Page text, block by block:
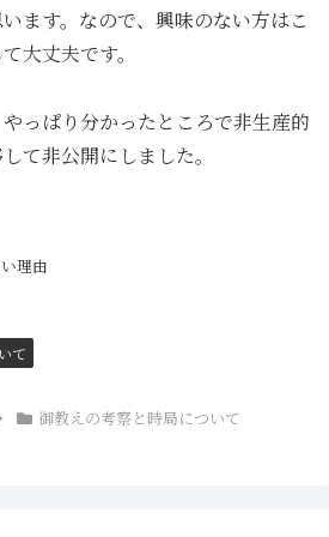
ます。なので、興味のない方はこ
大丈夫です。
っぱり分かったところで非生産的
て非公開にしました。
理由
て
御教えの考察と時局について